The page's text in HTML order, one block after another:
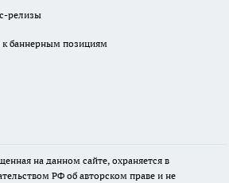
релизы
к баннерным позициям
на данном сайте, охраняется в
РФ об авторском праве и не